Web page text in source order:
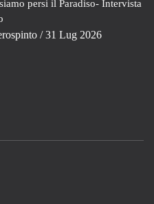
persi il Paradiso- Intervista
/ 31 Lug 2026